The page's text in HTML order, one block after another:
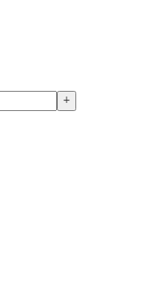
+